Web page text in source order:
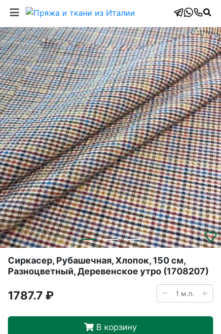
Сиркасер, Рубашечная, Хлопок, 150 см,
Разноцветный, Деревенское утро (1708207)
1787.7 ₽
В корзину